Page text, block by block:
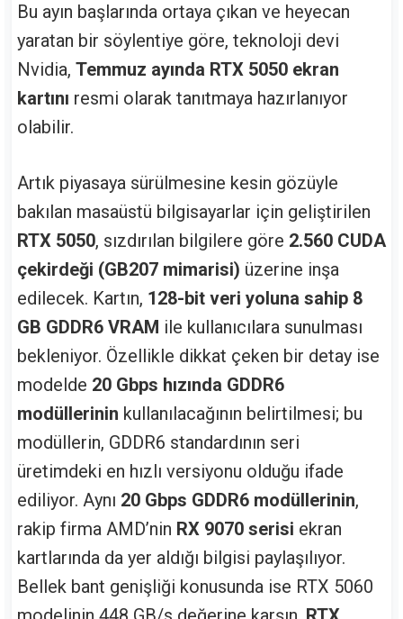
Bu ayın başlarında ortaya çıkan ve heyecan
yaratan bir söylentiye göre, teknoloji devi
Nvidia, Temmuz ayında RTX 5050 ekran
kartını resmi olarak tanıtmaya hazırlanıyor
olabilir.
Artık piyasaya sürülmesine kesin gözüyle
bakılan masaüstü bilgisayarlar için geliştirilen
RTX 5050, sızdırılan bilgilere göre 2.560 CUDA
çekirdeği (GB207 mimarisi) üzerine inşa
edilecek. Kartın, 128-bit veri yoluna sahip 8
GB GDDR6 VRAM ile kullanıcılara sunulması
bekleniyor. Özellikle dikkat çeken bir detay ise
modelde 20 Gbps hızında GDDR6
modüllerinin kullanılacağının belirtilmesi; bu
modüllerin, GDDR6 standardının seri
üretimdeki en hızlı versiyonu olduğu ifade
ediliyor. Aynı 20 Gbps GDDR6 modüllerinin,
rakip firma AMD’nin RX 9070 serisi ekran
kartlarında da yer aldığı bilgisi paylaşılıyor.
Bellek bant genişliği konusunda ise RTX 5060